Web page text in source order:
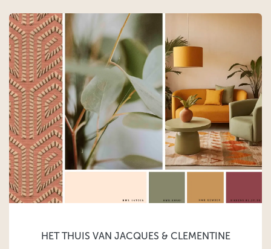
HET THUIS VAN JACQUES & CLEMENTINE